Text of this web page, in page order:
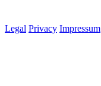
Legal Privacy Impressum